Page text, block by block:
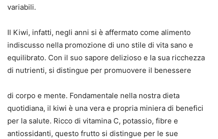
variabili.
Il Kiwi, infatti, negli anni si è affermato come alimento
indiscusso nella promozione di uno stile di vita sano e
equilibrato. Con il suo sapore delizioso e la sua ricchezza
di nutrienti, si distingue per promuovere il benessere
di corpo e mente. Fondamentale nella nostra dieta
quotidiana, il kiwi è una vera e propria miniera di benefici
per la salute. Ricco di vitamina C, potassio, fibre e
antiossidanti, questo frutto si distingue per le sue